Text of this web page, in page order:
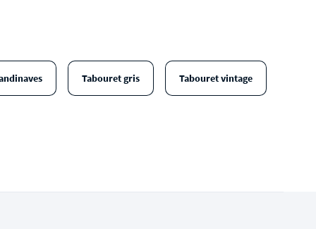
Tabouret gris Tabouret vintage